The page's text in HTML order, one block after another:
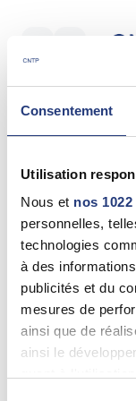
Consentement
Utilisation
Nous et nos
personnelles,
technologies
à des
publicités et du
mesures de
ainsi que de
ainsi le
Votre
Nom *
Prénom(s) *
Email *